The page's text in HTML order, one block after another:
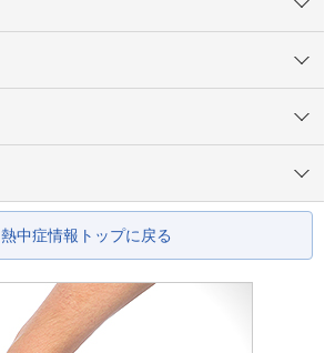
熱中症情報トップに戻る